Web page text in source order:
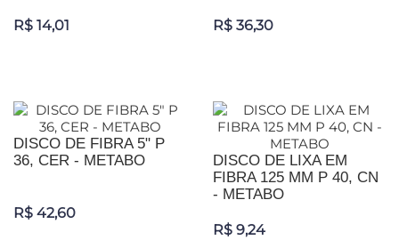
R$ 14,01 R$ 36,30
DISCO DE FIBRA 5" P
36, CER - METABO
R$ 42,60
DISCO DE LIXA EM
FIBRA 125 MM P 40, CN
- METABO
R$ 9,24